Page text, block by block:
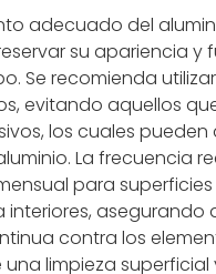
adecuado del
su apariencia y
Se recomienda
evitando aquellos
los cuales pueden
La frecuencia
para
interiores, asegurando
contra los
una limpieza